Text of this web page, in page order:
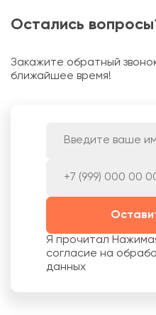
Остались
Закажите обратный
ближайшее время!
Я прочитал
согласие на
данных